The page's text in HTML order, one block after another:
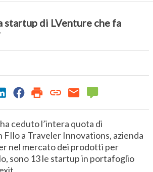
startup di LVenture che fa
ceduto l’intera quota di
FIlo a Traveler Innovations, azienda
nel mercato dei prodotti per
sono 13 le startup in portafoglio